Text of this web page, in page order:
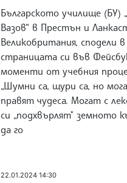
Българското училище (БУ)
Вазов“ в Престън и
Великобритания, сподели в
страницата си във
моменти от учебния
„Шумни са, щури са, но
правят чудеса. Могат с
си „подхвърлят" земното
да го
22.01.2024 14:30